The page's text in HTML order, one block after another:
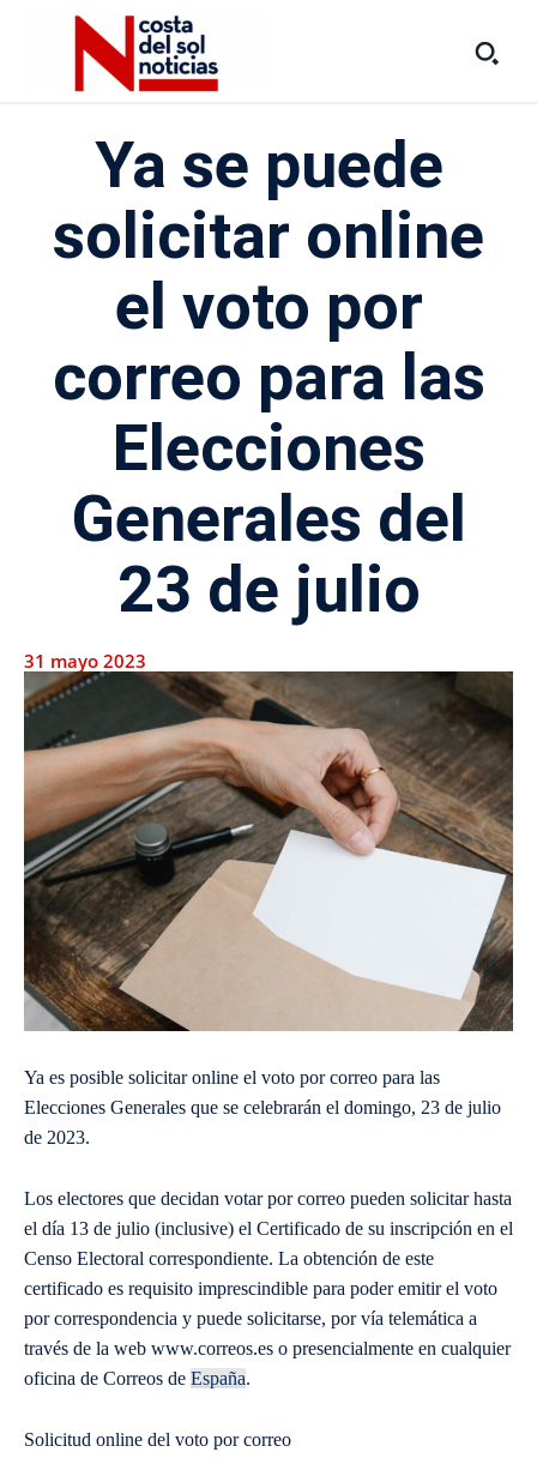
Ya se puede
solicitar online
el voto por
correo para las
Elecciones
Generales del
23 de julio
31 mayo 2023
Ya es posible solicitar online el voto por correo para las
Elecciones Generales que se celebrarán el domingo, 23 de julio
de 2023.
Los electores que decidan votar por correo pueden solicitar hasta
el día 13 de julio (inclusive) el Certificado de su inscripción en el
Censo Electoral correspondiente. La obtención de este
certificado es requisito imprescindible para poder emitir el voto
por correspondencia y puede solicitarse, por vía telemática a
través de la web www.correos.es o presencialmente en cualquier
oficina de Correos de España.
Solicitud online del voto por correo